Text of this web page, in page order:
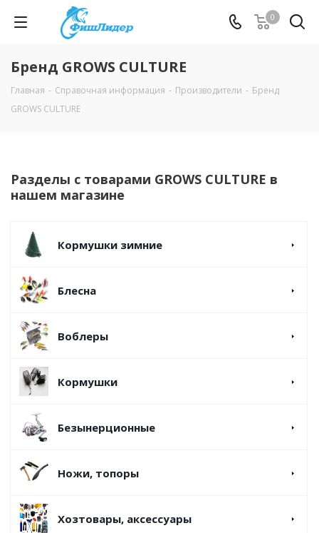
0
Бренд GROWS CULTURE
Главная - Справочная информация - Производители - Бренд
GROWS CULTURE
Разделы с товарами GROWS CULTURE в
нашем магазине
Кормушки зимние
Блесна
Воблеры
Кормушки
Безынерционные
Ножи, топоры
Хозтовары, аксессуары